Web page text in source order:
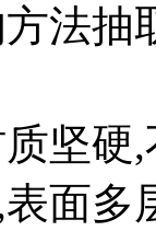
法抽
坚硬
面多